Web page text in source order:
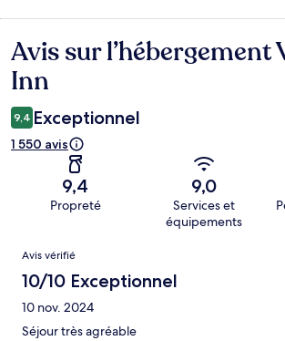
Avis
Avis sur l’hébergement
Inn
9,4 Exceptionnel
1 550 avis
9,4
Propreté
9,0
Services et
équipements
Avis
Avis vérifié
10/10 Exceptionnel
10 nov. 2024
Séjour très agréable